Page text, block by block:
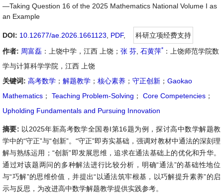
—Taking Question 16 of the 2025 Mathematics National Volume I as
an Example
DOI: 10.12677/ae.2026.1661123 PDF,
科研立项经费支持
作者: 周富磊 ：上饶中学，江西 上饶； 张 芬 石黄萍* ：上饶师范学院数
学与计算科学学院，江西 上饶
关键词: 高考数学 ； 解题教学 ； 核心素养 ； 守正创新 ； Gaokao
Mathematics ； Teaching Problem-Solving ； Core Competencies ；
Upholding Fundamentals and Pursuing Innovation
摘要: 以2025年新高考数学全国卷I第16题为例，探讨高中数学解题教
学中的“守正”与“创新”。“守正”即夯实基础，强调对教材中通法的深刻理
解与熟练运用；“创新”即发展思维，追求在通法基础上的优化和升华。
通过对该题两问的多种解法进行比较分析，明确“通法”的基础性地位
与“巧解”的思维价值，并提出“以通法筑牢根基，以巧解提升素养”的启
示与反思，为改进高中数学解题教学提供实践参考。